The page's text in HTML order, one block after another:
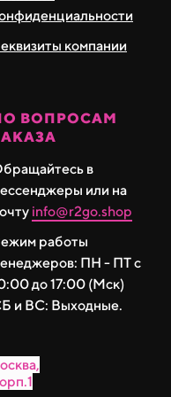
и держит форму
компании
ВОПРОСАМ
в
или на
info@r2go.shop
работы
ПН - ПТ с
до 17:00 (Мск)
и ВС: Выходные.